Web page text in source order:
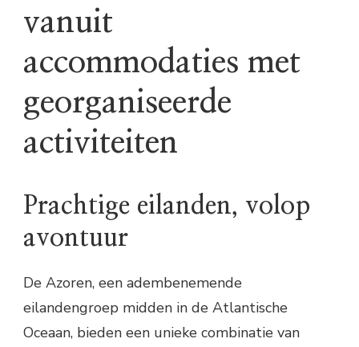
vanuit
accommodaties met
georganiseerde
activiteiten
Prachtige eilanden, volop
avontuur
De Azoren, een adembenemende
eilandengroep midden in de Atlantische
Oceaan, bieden een unieke combinatie van